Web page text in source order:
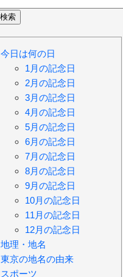
今日は何の日
1月の記念日
2月の記念日
3月の記念日
4月の記念日
5月の記念日
6月の記念日
7月の記念日
8月の記念日
9月の記念日
10月の記念日
11月の記念日
12月の記念日
地理・地名
東京の地名の由来
スポーツ